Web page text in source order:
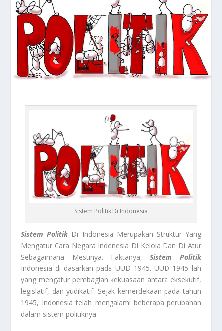
Sistem Politik Di Indonesia
Sistem PolitikDi Indonesia Merupakan Struktur Yang
Mengatur Cara Negara Indonesia Di Kelola Dan Di Atur
Sebagaimana Mestinya. Faktanya,Sistem Politik
Indonesia di dasarkan pada UUD 1945. UUD 1945 lah
yang mengatur pembagian kekuasaan antara eksekutif,
legislatif, dan yudikatif. Sejak kemerdekaan pada tahun
1945, Indonesia telah mengalami beberapa perubahan
dalam sistem politiknya.